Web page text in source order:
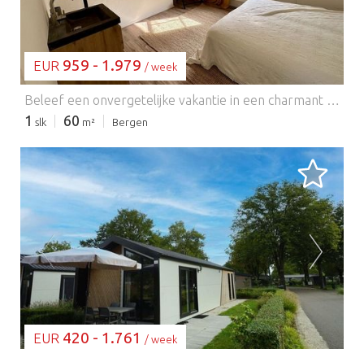
EUR 959 - 1.979 / week
1 slk 60 m² Bergen
BEZIG MET LADEN...
EUR 420 - 1.761 / week